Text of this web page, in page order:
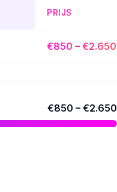
PRIJS
€850 – €2.650
€850 – €2.650